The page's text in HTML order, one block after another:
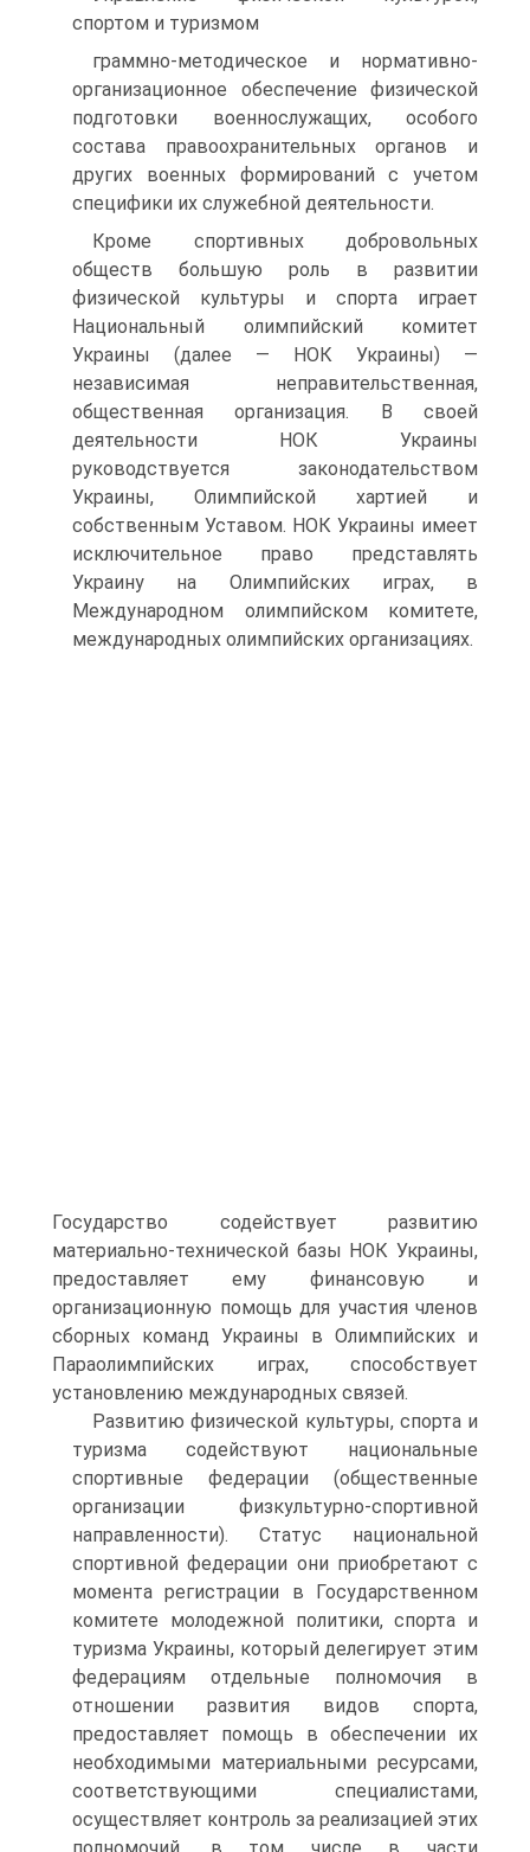
спортом и туризмом
граммно-методическое и нормативно-
организационное обеспечение физической
подготовки военнослужащих, особого
состава правоохранительных органов и
других военных формирований с учетом
специфики их служебной деятельности.
Кроме спортивных добровольных
обществ большую роль в развитии
физической культуры и спорта играет
Национальный олимпийский комитет
Украины (далее — НОК Украины) —
независимая неправительственная,
общественная организация. В своей
деятельности НОК Украины
руководствуется законодательством
Украины, Олимпийской хартией и
собственным Уставом. НОК Украины имеет
исключительное право представлять
Украину на Олимпийских играх, в
Международном олимпийском комитете,
международных олимпийских организациях.
Государство содействует развитию
материально-технической базы НОК Украины,
предоставляет ему финансовую и
организационную помощь для участия членов
сборных команд Украины в Олимпийских и
Параолимпийских играх, способствует
установлению международных связей.
Развитию физической культуры, спорта и
туризма содействуют национальные
спортивные федерации (общественные
организации физкультурно-спортивной
направленности). Статус национальной
спортивной федерации они приобретают с
момента регистрации в Государственном
комитете молодежной политики, спорта и
туризма Украины, который делегирует этим
федерациям отдельные полномочия в
отношении развития видов спорта,
предоставляет помощь в обеспечении их
необходимыми материальными ресурсами,
соответствующими специалистами,
осуществляет контроль за реализацией этих